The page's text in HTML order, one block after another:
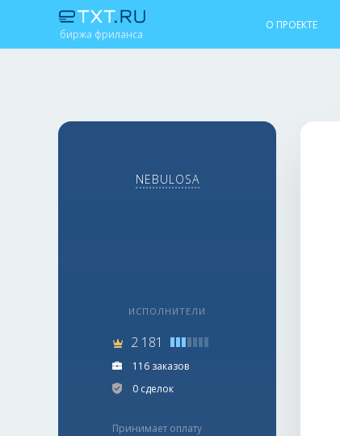
биржа фриланса
О ПРОЕКТЕ
NEBULOSA
ИСПОЛНИТЕЛИ
2 181
116 заказов
0 сделок
Принимает оплату